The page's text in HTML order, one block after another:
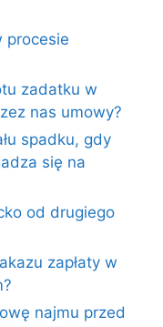
procesie
zadatku w
nas umowy?
spadku, gdy
się na
od drugiego
zapłaty w
najmu przed